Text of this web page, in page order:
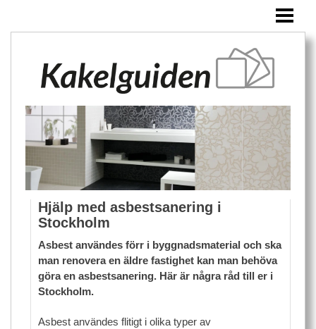
ÖVRIGA PRODUKTER
BLOGG
Hjälp med asbestsanering i
Stockholm
Asbest användes förr i byggnadsmaterial och ska
man renovera en äldre fastighet kan man behöva
göra en asbestsanering. Här är några råd till er i
Stockholm.
Asbest användes flitigt i olika typer av